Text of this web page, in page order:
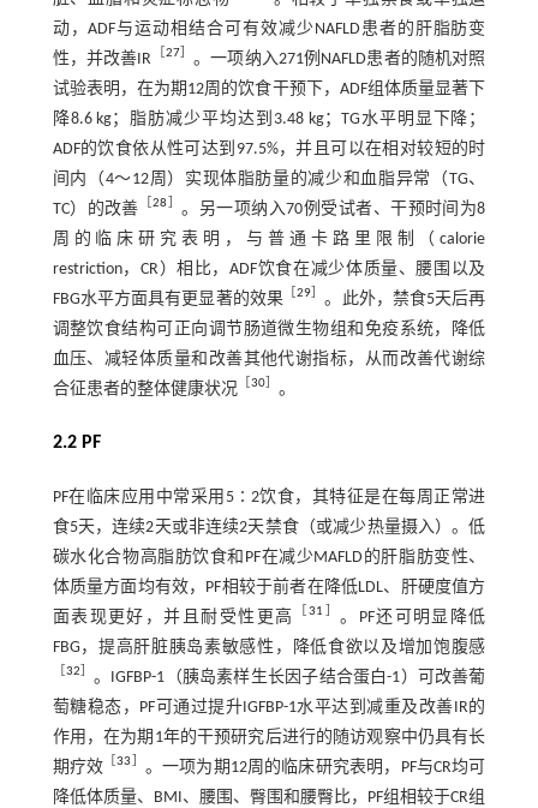
动，ADF与运动相结合可有效减少NAFLD患者的肝脂肪变
性，并改善IR ［27］ 。一项纳入271例NAFLD患者的随机对照
试验表明，在为期12周的饮食干预下，ADF组体质量显著下
降8.6 kg；脂肪减少平均达到3.48 kg；TG水平明显下降；
ADF的饮食依从性可达到97.5%，并且可以在相对较短的时
间内（4～12周）实现体脂肪量的减少和血脂异常（TG、
TC）的改善 ［28］ 。另一项纳入70例受试者、干预时间为8
周的临床研究表明，与普通卡路里限制（calorie
restriction，CR）相比，ADF饮食在减少体质量、腰围以及
FBG水平方面具有更显著的效果 ［29］ 。此外，禁食5天后再
调整饮食结构可正向调节肠道微生物组和免疫系统，降低
血压、减轻体质量和改善其他代谢指标，从而改善代谢综
合征患者的整体健康状况 ［30］ 。
2.2 PF
PF在临床应用中常采用5∶2饮食，其特征是在每周正常进
食5天，连续2天或非连续2天禁食（或减少热量摄入）。低
碳水化合物高脂肪饮食和PF在减少MAFLD的肝脂肪变性、
体质量方面均有效，PF相较于前者在降低LDL、肝硬度值方
面表现更好，并且耐受性更高
［31 ］ 。PF还可明显降低
FBG，提高肝脏胰岛素敏感性，降低食欲以及增加饱腹感
［32］ 。IGFBP-1（胰岛素样生长因子结合蛋白-1）可改善葡
萄糖稳态，PF可通过提升IGFBP-1水平达到减重及改善IR的
作用，在为期1年的干预研究后进行的随访观察中仍具有长
期疗效 ［33］ 。一项为期12周的临床研究表明，PF与CR均可
降低体质量、BMI、腰围、臀围和腰臀比，PF组相较于CR组